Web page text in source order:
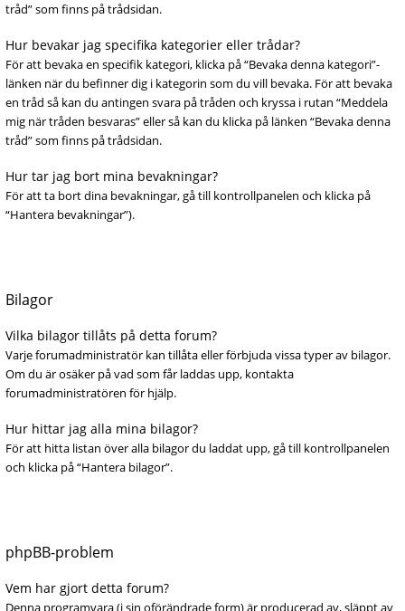
tråd” som finns på trådsidan.
Hur bevakar jag specifika kategorier eller trådar?
För att bevaka en specifik kategori, klicka på “Bevaka denna kategori”-
länken när du befinner dig i kategorin som du vill bevaka. För att bevaka
en tråd så kan du antingen svara på tråden och kryssa i rutan “Meddela
mig när tråden besvaras” eller så kan du klicka på länken “Bevaka denna
tråd” som finns på trådsidan.
Hur tar jag bort mina bevakningar?
För att ta bort dina bevakningar, gå till kontrollpanelen och klicka på
“Hantera bevakningar”).
Bilagor
Vilka bilagor tillåts på detta forum?
Varje forumadministratör kan tillåta eller förbjuda vissa typer av bilagor.
Om du är osäker på vad som får laddas upp, kontakta
forumadministratören för hjälp.
Hur hittar jag alla mina bilagor?
För att hitta listan över alla bilagor du laddat upp, gå till kontrollpanelen
och klicka på “Hantera bilagor”.
phpBB-problem
Vem har gjort detta forum?
Denna programvara (i sin oförändrade form) är producerad av, släppt av